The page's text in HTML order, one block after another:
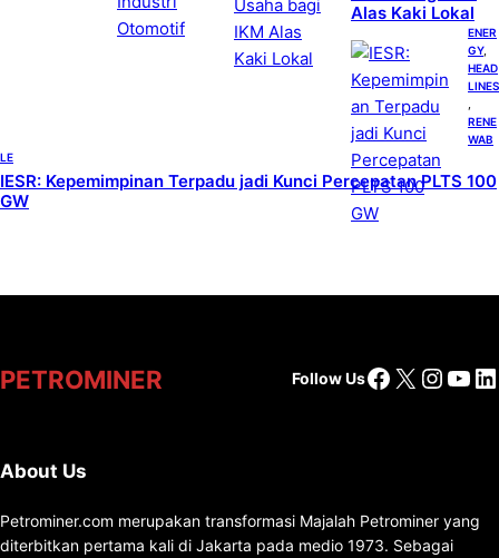
Alas Kaki Lokal
ENER
GY
HEAD
LINES
RENE
WAB
LE
IESR: Kepemimpinan Terpadu jadi Kunci Percepatan PLTS 100
GW
PETROMINER Follow UsFacebook
X
About Us
Petrominer.com merupakan transformasi Majalah Petrominer yang
diterbitkan pertama kali di Jakarta pada medio 1973. Sebagai